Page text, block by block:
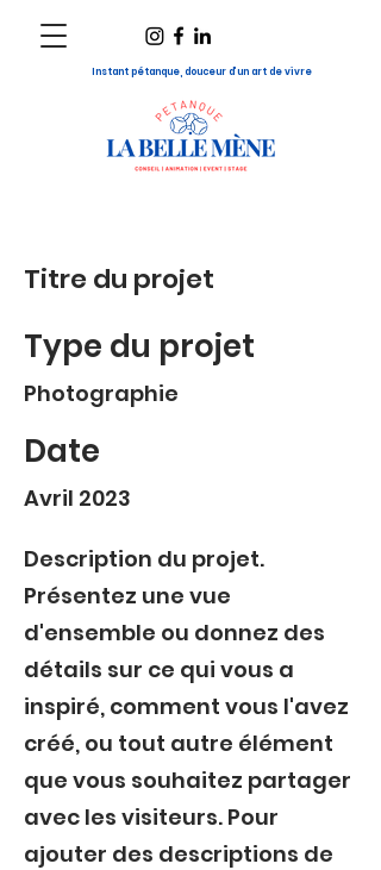
Instant pétanque, douceur d’un art de vivre
Titre du projet
Type du projet
Photographie
Date
Avril 2023
Description du projet.
Présentez une vue
d'ensemble ou donnez des
détails sur ce qui vous a
inspiré, comment vous l'avez
créé, ou tout autre élément
que vous souhaitez partager
avec les visiteurs. Pour
ajouter des descriptions de